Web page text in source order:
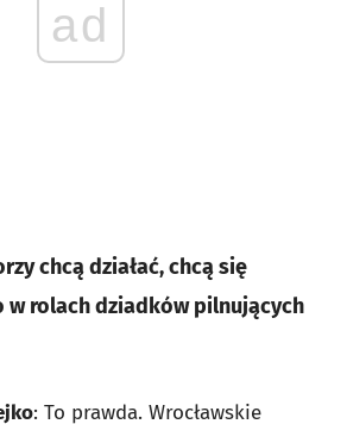
ad
chcą działać, chcą się
w rolach dziadków pilnujących
: To prawda. Wrocławskie